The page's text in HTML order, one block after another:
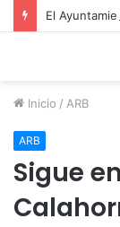
Inicio / ARB
ARB
Sigue